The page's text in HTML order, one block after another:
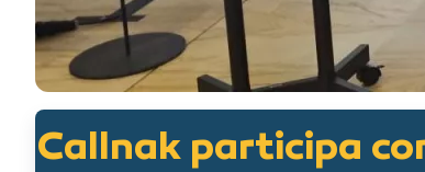
Callnak participa